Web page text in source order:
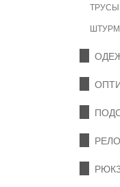
ТРУСЫ